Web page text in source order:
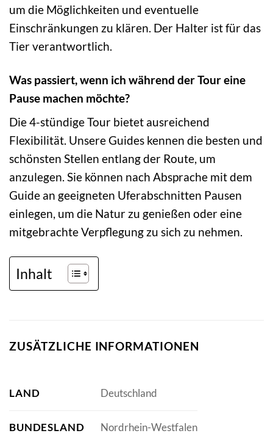
um die Möglichkeiten und eventuelle
Einschränkungen zu klären. Der Halter ist für das
Tier verantwortlich.
Was passiert, wenn ich während der Tour eine
Pause machen möchte?
Die 4-stündige Tour bietet ausreichend
Flexibilität. Unsere Guides kennen die besten und
schönsten Stellen entlang der Route, um
anzulegen. Sie können nach Absprache mit dem
Guide an geeigneten Uferabschnitten Pausen
einlegen, um die Natur zu genießen oder eine
mitgebrachte Verpflegung zu sich zu nehmen.
Inhalt
ZUSÄTZLICHE INFORMATIONEN
LAND Deutschland
BUNDESLAND Nordrhein-Westfalen